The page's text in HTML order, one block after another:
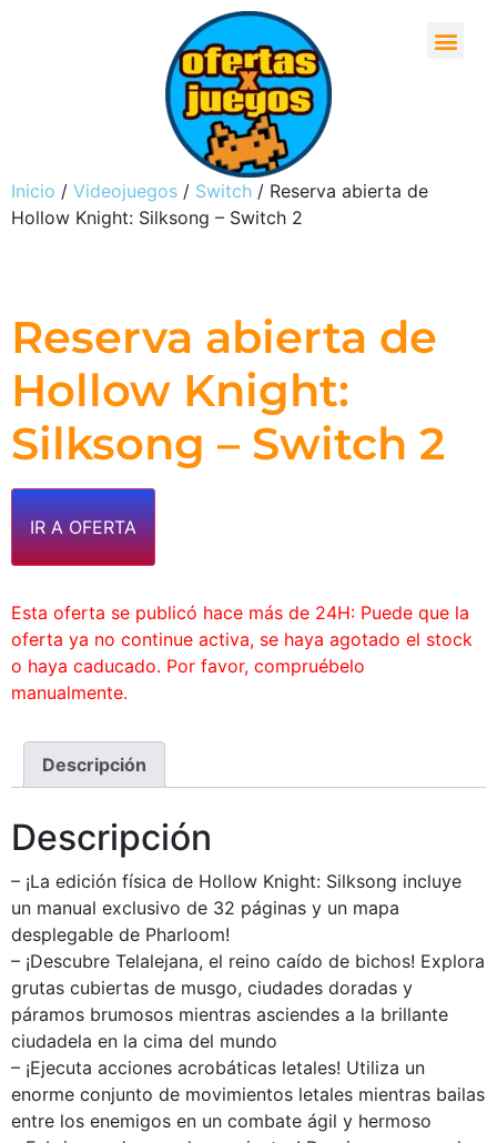
Inicio / Videojuegos / Switch / Reserva abierta de
Hollow Knight: Silksong – Switch 2
Reserva abierta de
Hollow Knight:
Silksong – Switch 2
IR A OFERTA
Esta oferta se publicó hace más de 24H: Puede que la
oferta ya no continue activa, se haya agotado el stock
o haya caducado. Por favor, compruébelo
manualmente.
Descripción
Descripción
– ¡La edición física de Hollow Knight: Silksong incluye
un manual exclusivo de 32 páginas y un mapa
desplegable de Pharloom!
– ¡Descubre Telalejana, el reino caído de bichos! Explora
grutas cubiertas de musgo, ciudades doradas y
páramos brumosos mientras asciendes a la brillante
ciudadela en la cima del mundo
– ¡Ejecuta acciones acrobáticas letales! Utiliza un
enorme conjunto de movimientos letales mientras bailas
entre los enemigos en un combate ágil y hermoso